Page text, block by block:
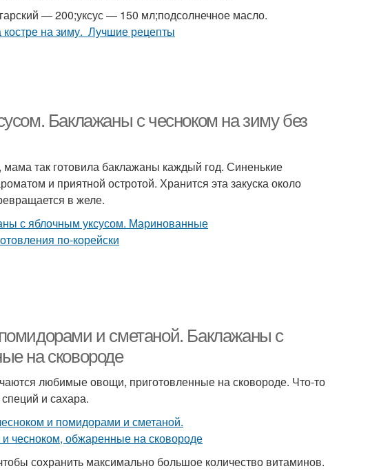
— 200;уксус — 150 мл;подсолнечное масло.
Баклажаны с чесноком на зиму без
так готовила баклажаны каждый год. Синенькие
и приятной остротой. Хранится эта закуска около
в желе.
и сметаной. Баклажаны с
на сковороде
любимые овощи, приготовленные на сковороде. Что-то
и сахара.
сохранить максимально большое количество витаминов.